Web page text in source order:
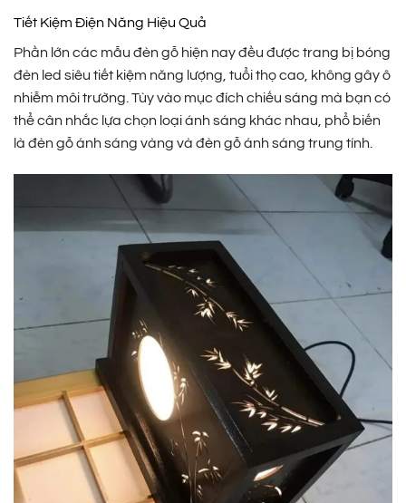
Tiết Kiệm Điện Năng Hiệu Quả
Phần lớn các mẫu đèn gỗ hiện nay đều được trang bị bóng
đèn led siêu tiết kiệm năng lượng, tuổi thọ cao, không gây ô
nhiễm môi trường. Tùy vào mục đích chiếu sáng mà bạn có
thể cân nhắc lựa chọn loại ánh sáng khác nhau, phổ biến
là đèn gỗ ánh sáng vàng và đèn gỗ ánh sáng trung tính.